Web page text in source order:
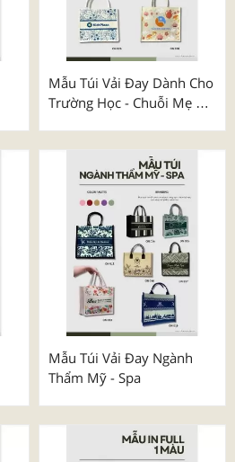
Mẫu Túi Vải Đay Dành Cho
Trường Học - Chuỗi Mẹ &
Mẫu Túi Vải Đay Ngành
Thẩm Mỹ - Spa